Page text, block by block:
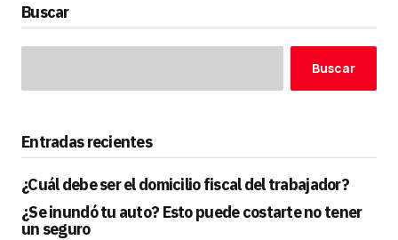
Buscar
Buscar
Entradas recientes
¿Cuál debe ser el domicilio fiscal del trabajador?
¿Se inundó tu auto? Esto puede costarte no tener
un seguro